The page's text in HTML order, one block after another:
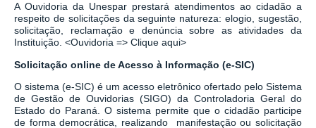
A Ouvidoria da Unespar prestará atendimentos ao cidadão a
respeito de solicitações da seguinte natureza: elogio, sugestão,
solicitação, reclamação e denúncia sobre as atividades da
Instituição. <Ouvidoria => Clique aqui>
Solicitação online de Acesso à Informação (e-SIC)
O sistema (e-SIC) é um acesso eletrônico ofertado pelo Sistema
de Gestão de Ouvidorias (SIGO) da Controladoria Geral do
Estado do Paraná. O sistema permite que o cidadão participe
de forma democrática, realizando manifestação ou solicitação